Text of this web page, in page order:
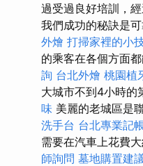
過受過良好培訓，
我們成功的秘訣是
外燴 打掃家裡的小
的乘客在各個方面
詢 台北外燴 桃園植
大城市不到4小時的
味 美麗的老城區是
洗手台 台北專業記
需要在汽車上花費
師詢問 墓地購置建